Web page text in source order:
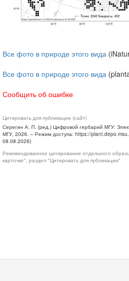
Все фото в природе этого вида
Все фото в природе этого вида
Сообщить об ошибке
Цитировать для публикации (сайт)
Серегин А. П. (ред.) Цифровой гербарий МГУ:
МГУ, 2026. – Режим доступа: https://
08.08.2026)
Рекомендованное цитирование отдельного
карточке", раздел "Цитировать для публикации"